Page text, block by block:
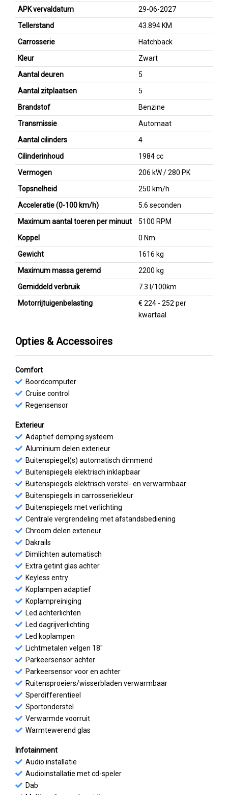
APK vervaldatum
29-06-2027
Tellerstand
43.894 KM
Carrosserie
Hatchback
Kleur
Zwart
Aantal deuren
5
Aantal zitplaatsen
5
Brandstof
Benzine
Transmissie
Automaat
Aantal cilinders
4
Cilinderinhoud
1984 cc
Vermogen
206 kW / 280 PK
Topsnelheid
250 km/h
Acceleratie (0-100 km/h)
5.6 seconden
Maximum aantal toeren per minuut
5100 RPM
Koppel
0 Nm
Gewicht
1616 kg
Maximum massa geremd
2200 kg
Gemiddeld verbruik
7.3 l/100km
Motorrijtuigenbelasting
€ 224 - 252 per
kwartaal
Opties & Accessoires
Comfort
Boordcomputer
Cruise control
Regensensor
Exterieur
Adaptief demping systeem
Aluminium delen exterieur
Buitenspiegel(s) automatisch dimmend
Buitenspiegels elektrisch inklapbaar
Buitenspiegels elektrisch verstel- en verwarmbaar
Buitenspiegels in carrosseriekleur
Buitenspiegels met verlichting
Centrale vergrendeling met afstandsbediening
Chroom delen exterieur
Dakrails
Dimlichten automatisch
Extra getint glas achter
Keyless entry
Koplampen adaptief
Koplampreiniging
Led achterlichten
Led dagrijverlichting
Led koplampen
Lichtmetalen velgen 18"
Parkeersensor achter
Parkeersensor voor en achter
Ruitensproeiers/wisserbladen verwarmbaar
Sperdifferentieel
Sportonderstel
Verwarmde voorruit
Warmtewerend glas
Infotainment
Audio installatie
Audioinstallatie met cd-speler
Dab